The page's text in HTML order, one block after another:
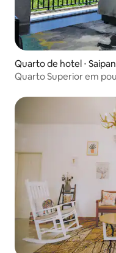
Quarto de hotel ⋅ Saipan
Quarto Superior em